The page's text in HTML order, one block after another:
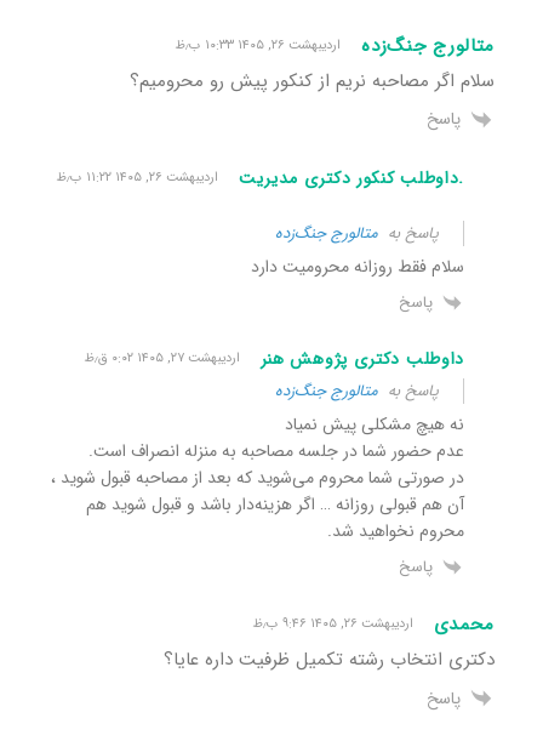
متالورج جنگ‌زده اردیبهشت ۲۶, ۱۴۰۵ ۱۰:۳۳ ب٫ظ
سلام اگر مصاحبه نریم از کنکور پیش رو محرومیم؟
پاسخ
.داوطلب کنکور دکتری مدیریت اردیبهشت ۲۶, ۱۴۰۵ ۱۱:۲۲ ب٫ظ
پاسخ به متالورج جنگ‌زده
سلام فقط روزانه محرومیت دارد
پاسخ
داوطلب دکتری پژوهش هنر اردیبهشت ۲۷, ۱۴۰۵ ۰:۰۲ ق٫ظ
پاسخ به متالورج جنگ‌زده
نه هیچ مشکلی پیش نمیاد
عدم حضور شما در جلسه مصاحبه به منزله انصراف است.
در صورتی شما محروم می‌شوید که بعد از مصاحبه قبول شوید ،
آن هم قبولی روزانه … اگر هزینه‌دار باشد و قبول شوید هم
محروم نخواهید شد.
پاسخ
محمدی اردیبهشت ۲۶, ۱۴۰۵ ۹:۴۶ ب٫ظ
دکتری انتخاب رشته تکمیل ظرفیت داره عایا؟
پاسخ